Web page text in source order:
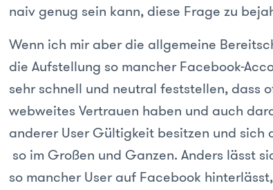
naiv genug sein kann, diese Frage zu
Wenn ich mir aber die allgemeine
die Aufstellung so mancher Facebook-
sehr schnell und neutral feststellen, dass
webweites Vertrauen haben und auch
anderer User Gültigkeit besitzen und sich
so im Großen und Ganzen. Anders lässt
so mancher User auf Facebook